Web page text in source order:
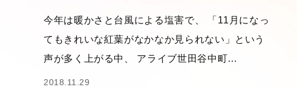
今年は暖かさと台風による塩害で、 「11月になっ
てもきれいな紅葉がなかなか見られない」という
声が多く上がる中、 アライブ世田谷中町…
2018.11.29